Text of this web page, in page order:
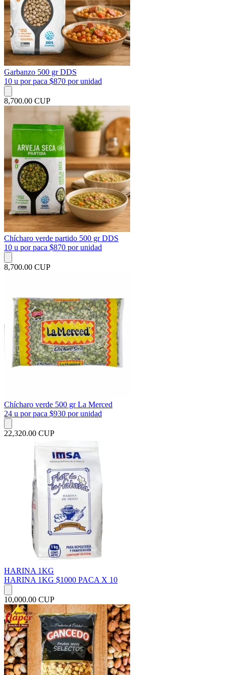
Garbanzo 500 gr DDS
10 u por paca $870 por unidad
8,700.00 CUP
Chícharo verde partido 500 gr DDS
10 u por paca $870 por unidad
8,700.00 CUP
Chícharo verde 500 gr La Merced
24 u por paca $930 por unidad
22,320.00 CUP
HARINA 1KG
HARINA 1KG $1000 PACA X 10
10,000.00 CUP